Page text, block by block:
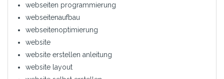
webseiten programmierung
webseitenaufbau
webseitenoptimierung
website
website erstellen anleitung
website layout